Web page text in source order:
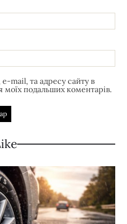
mail, та адресу сайту в
моїх подальших коментарів.